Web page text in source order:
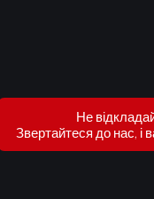
Не
Звертайтеся до нас, і